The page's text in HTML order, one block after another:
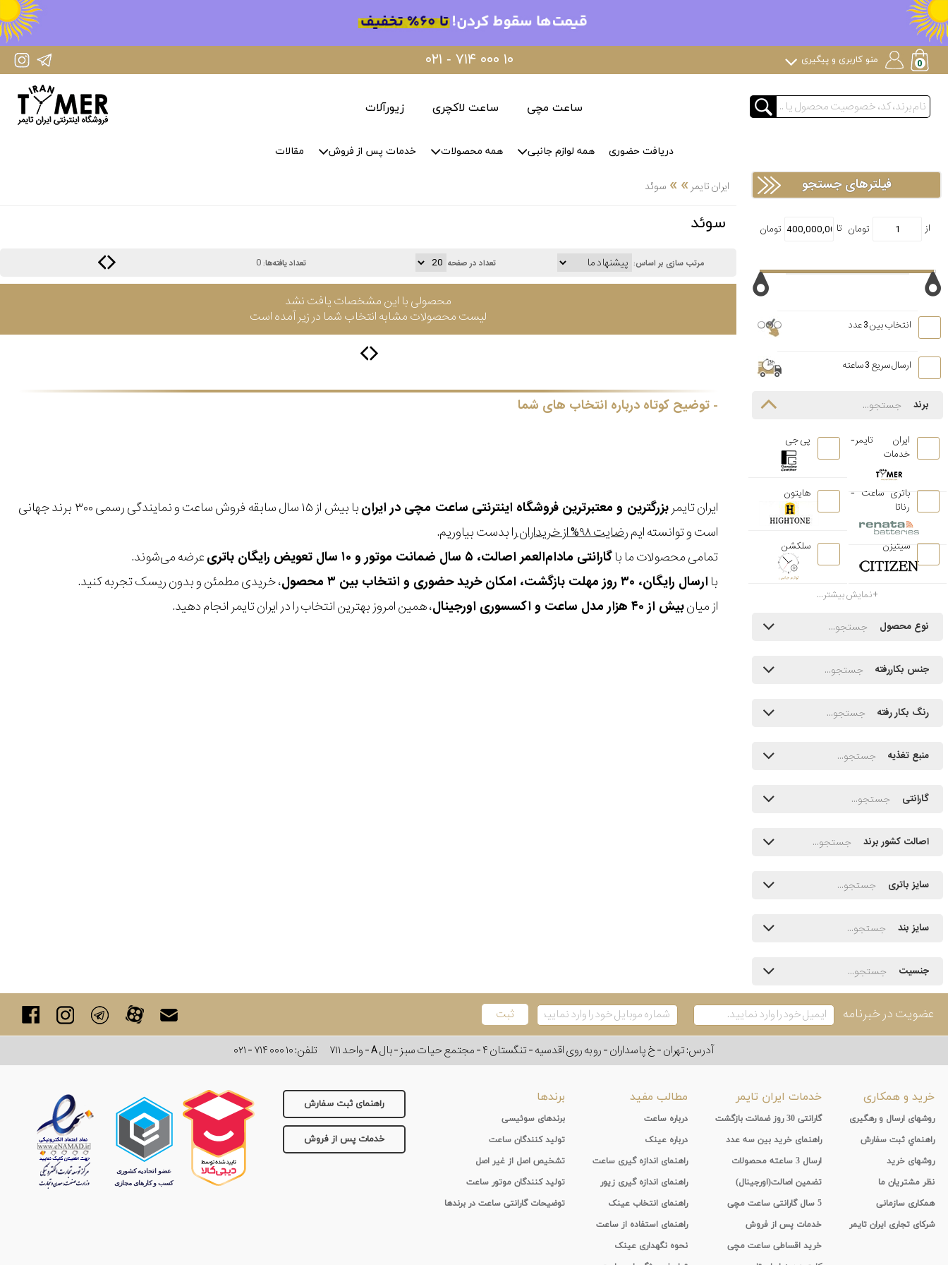
IranTimer Instagram Page ۰۲۱ - ۷۱۴ ۰۰۰ ۱۰ منو کاربری و پیگیری
ساعت مچی ساعت لاکچری زیورآلات
دریافت حضوری همه لوازم جانبی همه محصولات خدمات پس از فروش مقالات
ایران تایمر »
» سوئد
سوئد
مرتب سازی بر اساس: تعداد در صفحه تعداد یافته‌ها:0
محصولی با این مشخصات یافت نشد
لیست محصولات مشابه انتخاب شما در زیر آمده است
توضیح کوتاه درباره انتخاب های شما
ایران تایمربزرگترین و معتبرترین فروشگاه اینترنتی ساعت مچی در ایران
با بیش از ۱۵ سال سابقه فروش ساعت و نمایندگی رسمی ۳۰۰ برند جهانی
است و توانسته ایمرضایت ۹۸% از خریداران
را بدست بیاوریم.
تمامی محصولات ما باگارانتی مادام‌العمر اصالت، ۵ سال ضمانت موتور و ۱۰ سال تعویض رایگان باتری
عرضه می‌شوند.
باارسال رایگان، ۳۰ روز مهلت بازگشت، امکان خرید حضوری و انتخاب بین ۳ محصول
، خریدی مطمئن و بدون ریسک تجربه کنید.
از میانبیش از ۴۰ هزار مدل ساعت و اکسسوری اورجینال ، همین امروز بهترین انتخاب را در ایران تایمر انجام دهید.
فیلترهای جستجو
انتخاب بین 3 عدد
ارسال سریع 3 ساعته
برند
ایران تایمر-
خدمات
پی جی
باتری ساعت -
رناتا
هایتون
سیتیزن سلکشن
نمایش بیشتر...
نوع محصول
جنس بکاررفته
رنگ بکار رفته
منبع تغذیه
گارانتی
اصالت کشور برند
سایز باتری
سایز بند
جنسیت
عضویت در خبرنامه
آدرس: تهران - خ پاسداران - رو به روی اقدسیه - تنگستان ۴ - مجتمع حیات سبز - بال A - واحد ۷۱۱ تلفن:۰۲۱ - ۷۱۴ ۰۰۰ ۱۰
راهنمای ثبت سفارش
خدمات پس از فروش
خرید و همکاری
روشهای ارسال و رهگیری
راهنماي ثبت سفارش
روشهای خرید
نظر مشتریان ما
همکاری سازمانی
شرکای تجاری ایران تایمر
خدمات ایران تایمر
گارانتی 30 روز ضمانت بازگشت
راهنمای خرید بین سه عدد
ارسال 3 ساعته محصولات
تضمین اصالت(اورجینال)
5 سال گارانتی ساعت مچی
خدمات پس از فروش
خرید اقساطی ساعت مچی
مطالب مفید
درباره ساعت
درباره عینک
راهنمای اندازه گیری ساعت
راهنمای اندازه گیری زیور
راهنمای انتخاب عینک
راهنمای استفاده از ساعت
نحوه نگهداری عینک
برندها
برندهای سوئیسی
تولید کنندگان ساعت
تشخیص اصل از غیر اصل
تولید کنندگان موتور ساعت
توضیحات گارانتی ساعت در برندها